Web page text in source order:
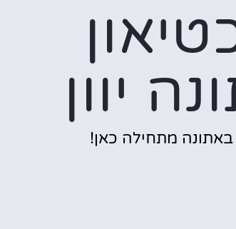
יוון
באתונה מתחילה כאן!